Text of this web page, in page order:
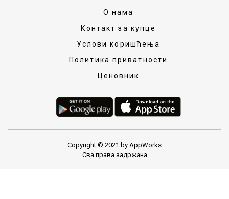
О нама
Контакт за купце
Услови коришћења
Политика приватности
Ценовник
Copyright © 2021 by AppWorks
Сва права задржана